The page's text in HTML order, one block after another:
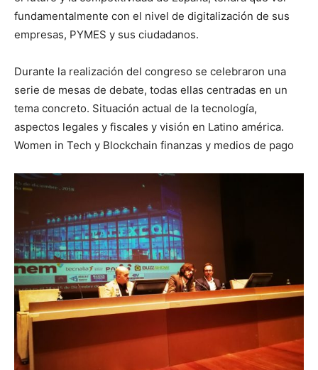
fundamentalmente con el nivel de digitalización de sus
empresas, PYMES y sus ciudadanos.
Durante la realización del congreso se celebraron una
serie de mesas de debate, todas ellas centradas en un
tema concreto. Situación actual de la tecnología,
aspectos legales y fiscales y visión en Latino américa.
Women in Tech y Blockchain finanzas y medios de pago